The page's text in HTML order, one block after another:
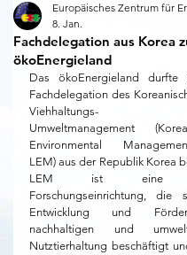
Fachdelegation aus Korea
ökoEnergieland
Europäisches Zentrum für
8. Jan.
Das ökoEnergieland durfte
Fachdelegation des
Umweltmanagement
Environmental
LEM) aus der Republik Korea
LEM ist eine
Forschungseinrichtung,
Entwicklung und
nachhaltigen und
Nutztierhaltung beschäftigt